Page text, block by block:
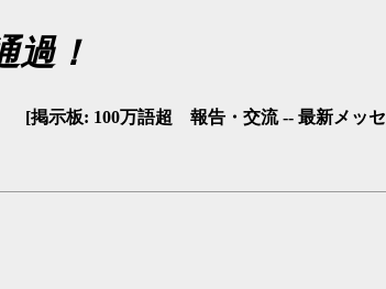
過！
[掲示板: 100万語超 報告・交流 -- 最新メッセ